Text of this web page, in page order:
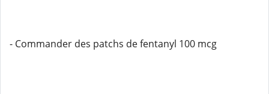
- Commander des patchs de fentanyl 100 mcg